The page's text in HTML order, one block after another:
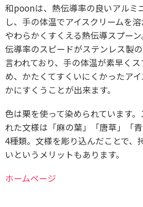
和poonは、熱伝導率の良いアルミ
し、手の体温でアイスクリームを
やわらかくすくえる熱伝導スプー
伝導率のスピードがステンレス製
言われており、手の体温が素早く
め、かたくてすくいにくかったア
かにすくうことが出来ます。
色は栗を使って染められています。
れた文様は「麻の葉」「唐草」「
4種類。文様を彫り込んだことで、
いというメリットもあります。
ホームページ